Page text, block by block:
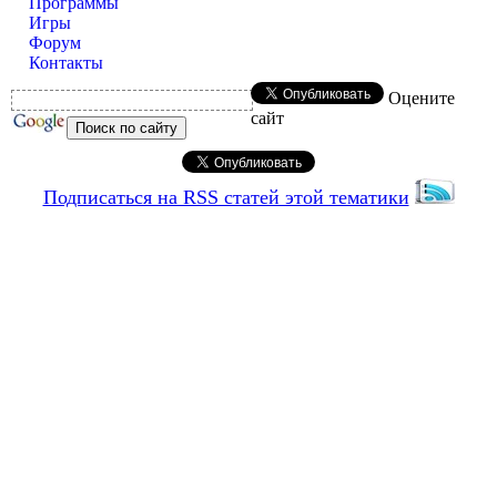
Игры
Форум
Контакты
Оцените
сайт
Подписаться на RSS статей этой тематики